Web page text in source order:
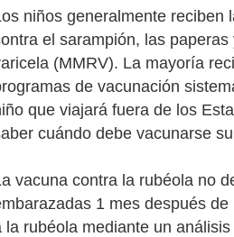
niños generalmente reciben
el sarampión, las
(MMRV). La mayoría
de vacunación
que viajará fuera de los
cuándo debe vacunarse
vacuna contra la rubéola no
1 mes después
la rubéola mediante un